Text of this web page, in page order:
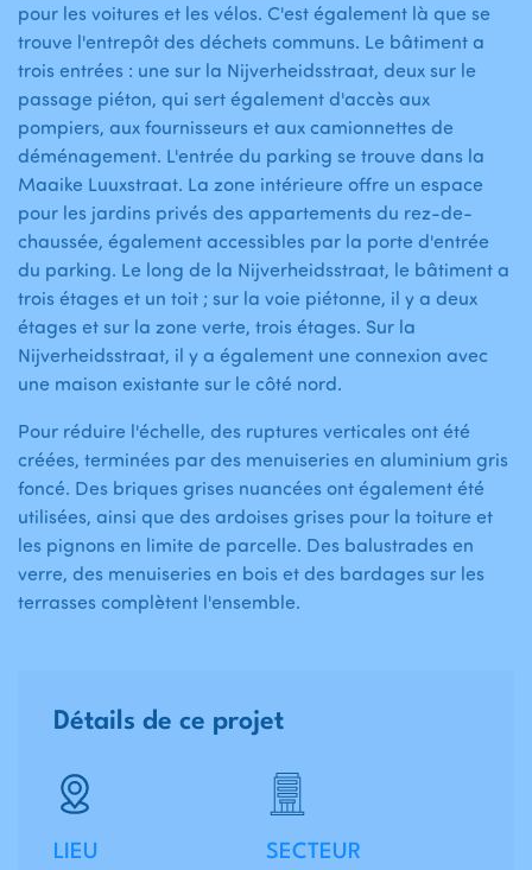
pour les voitures et les vélos. C'est également là que se
trouve l'entrepôt des déchets communs. Le bâtiment a
trois entrées : une sur la Nijverheidsstraat, deux sur le
passage piéton, qui sert également d'accès aux
pompiers, aux fournisseurs et aux camionnettes de
déménagement. L'entrée du parking se trouve dans la
Maaike Luuxstraat. La zone intérieure offre un espace
pour les jardins privés des appartements du rez-de-
chaussée, également accessibles par la porte d'entrée
du parking. Le long de la Nijverheidsstraat, le bâtiment a
trois étages et un toit ; sur la voie piétonne, il y a deux
étages et sur la zone verte, trois étages. Sur la
Nijverheidsstraat, il y a également une connexion avec
une maison existante sur le côté nord.
Pour réduire l'échelle, des ruptures verticales ont été
créées, terminées par des menuiseries en aluminium gris
foncé. Des briques grises nuancées ont également été
utilisées, ainsi que des ardoises grises pour la toiture et
les pignons en limite de parcelle. Des balustrades en
verre, des menuiseries en bois et des bardages sur les
terrasses complètent l'ensemble.
LIEU SECTEUR
Détails de ce projet